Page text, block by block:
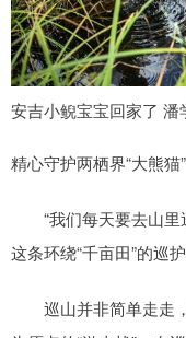
安吉小鲵宝宝回家了 潘
精心守护两栖界“大熊猫”
“我们每天要去山里
这条环绕“千亩田”的巡
巡山并非简单走走，